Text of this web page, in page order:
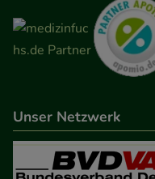
Unser Netzwerk